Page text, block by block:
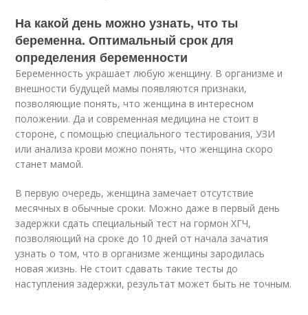
На какой день можно узнать, что ты
беременна. Оптимальный срок для
определения беременности
Беременность украшает любую женщину. В организме и
внешности будущей мамы появляются признаки,
позволяющие понять, что женщина в интересном
положении. Да и современная медицина не стоит в
стороне, с помощью специального тестирования, УЗИ
или анализа крови можно понять, что женщина скоро
станет мамой.
В первую очередь, женщина замечает отсутствие
месячных в обычные сроки. Можно даже в первый день
задержки сдать специальный тест на гормон ХГЧ,
позволяющий на сроке до 10 дней от начала зачатия
узнать о том, что в организме женщины зародилась
новая жизнь. Не стоит сдавать такие тесты до
наступления задержки, результат может быть не точным.